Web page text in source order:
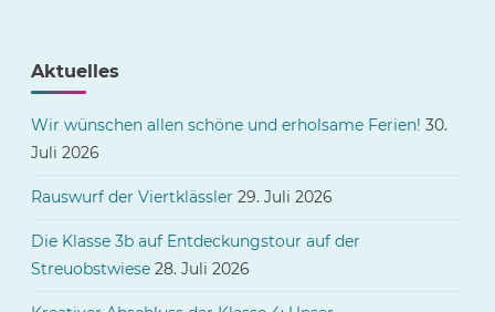
Aktuelles
Wir wünschen allen schöne und erholsame Ferien! 30.
Juli 2026
Rauswurf der Viertklässler 29. Juli 2026
Die Klasse 3b auf Entdeckungstour auf der
Streuobstwiese 28. Juli 2026